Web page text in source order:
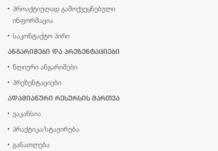
პროაქტიულად გამოქვეყნებული
ინფორმაცია
საკონტაქტო პირი
ანგარიშები და პრეზენტაციები
წლიური ანგარიშები
პრეზენტაციები
ადამიანური რესურსის მართვა
ვაკანსია
პრაქტიკა/სტაჟირება
განათლება